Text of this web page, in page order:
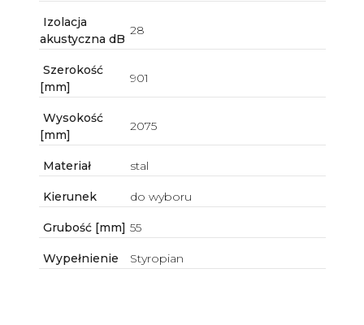
Izolacja
akustyczna dB
28
Szerokość
[mm]
901
Wysokość
[mm]
2075
Materiał stal
Kierunek do wyboru
Grubość [mm] 55
Wypełnienie Styropian